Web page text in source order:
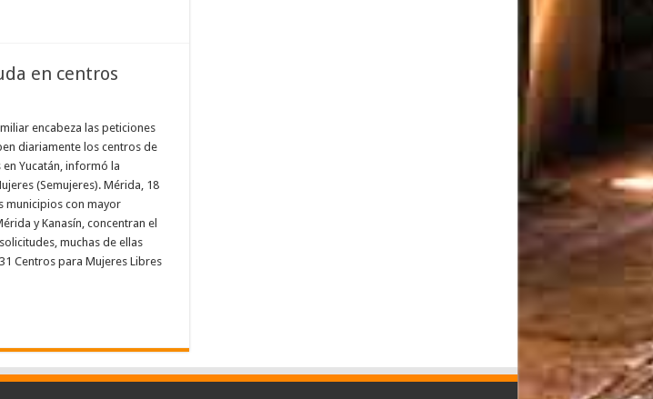
en centros
encabeza las peticiones
diariamente los centros de
Yucatán, informó la
(Semujeres). Mérida, 18
municipios con mayor
y Kanasín, concentran el
muchas de ellas
Centros para Mujeres Libres